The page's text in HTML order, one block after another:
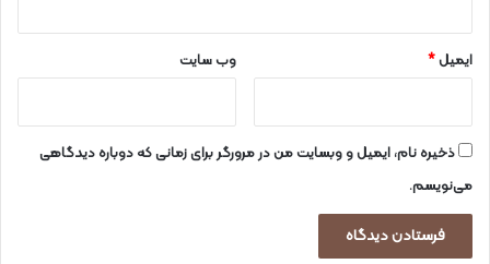
ایمیل* وب‌ سایت
ذخیره نام، ایمیل و وبسایت من در مرورگر برای زمانی که دوباره دیدگاهی
می‌نویسم.